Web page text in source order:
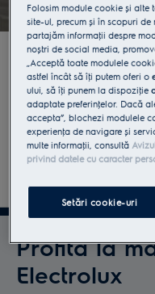
<< Înapoi
Produse
„60 de zile
Aspirator
multifunctional
Profită la
Electrolux
Folosim module cookie și alte
site-ul, precum și în scopuri de
partajăm informaţii despre
noștri de social media,
„Acceptă toate modulele
astfel încât să îţi putem oferi o
ului, să îţi punem la dispoziţie
adaptate preferinţelor. Dacă
accepta”, blochezi modulele
experienţa de navigare și
multe informaţii, consultă
privind datele cu caracter
Setări cookie-uri